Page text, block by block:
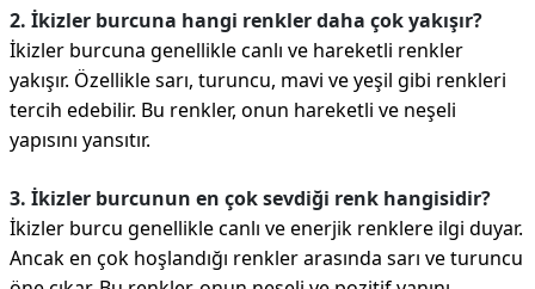
2. İkizler burcuna hangi renkler daha çok yakışır?
İkizler burcuna genellikle canlı ve hareketli renkler
yakışır. Özellikle sarı, turuncu, mavi ve yeşil gibi renkleri
tercih edebilir. Bu renkler, onun hareketli ve neşeli
yapısını yansıtır.
3. İkizler burcunun en çok sevdiği renk hangisidir?
İkizler burcu genellikle canlı ve enerjik renklere ilgi duyar.
Ancak en çok hoşlandığı renkler arasında sarı ve turuncu